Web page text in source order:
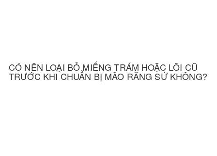
CÓ NÊN LOẠI BỎ MIẾNG TRÁM HOẶC LÕI CŨ
TRƯỚC KHI CHUẨN BỊ MÃO RĂNG SỨ KHÔNG?